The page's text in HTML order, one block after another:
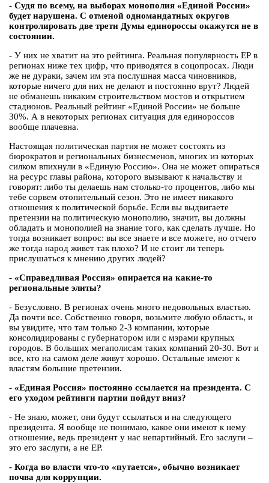
- Судя по всему, на выборах монополия «Единой России»
будет нарушена. С отменой одномандатных округов
контролировать две трети Думы единороссы окажутся не в
состоянии.
- У них не хватит на это рейтинга. Реальная популярность ЕР в
регионах ниже тех цифр, что приводятся в соцопросах. Люди
же не дураки, зачем им эта послушная масса чиновников,
которые ничего для них не делают и постоянно врут? Людей
не обманешь никаким строительством мостов и открытием
стадионов. Реальный рейтинг «Единой России» не больше
30%. А в некоторых регионах ситуация для единороссов
вообще плачевна.
Настоящая политическая партия не может состоять из
бюрократов и региональных бизнесменов, многих из которых
силком впихнули в «Единую Россию». Она не может опираться
на ресурс главы района, которого вызывают к начальству и
говорят: либо ты делаешь нам столько-то процентов, либо мы
тебе сорвем отопительный сезон. Это не имеет никакого
отношения к политической борьбе. Если вы выдвигаете
претензии на политическую монополию, значит, вы должны
обладать и монополией на знание того, как сделать лучше. Но
тогда возникает вопрос: вы все знаете и все можете, но отчего
же тогда народ живет так плохо? И не стоит ли теперь
прислушаться к мнению других людей?
- «Справедливая Россия» опирается на какие-то
региональные элиты?
- Безусловно. В регионах очень много недовольных властью.
Да почти все. Собственно говоря, возьмите любую область, и
вы увидите, что там только 2-3 компании, которые
консолидированы с губернатором или с мэрами крупных
городов. В больших мегаполисам таких компаний 20-30. Вот и
все, кто на самом деле живут хорошо. Остальные имеют к
властям большие претензии.
- «Единая Россия» постоянно ссылается на президента. С
его уходом рейтинги партии пойдут вниз?
- Не знаю, может, они будут ссылаться и на следующего
президента. Я вообще не понимаю, какое они имеют к нему
отношение, ведь президент у нас непартийный. Его заслуги –
это его заслуги, а не ЕР.
- Когда во власти что-то «путается», обычно возникает
почва для коррупции.